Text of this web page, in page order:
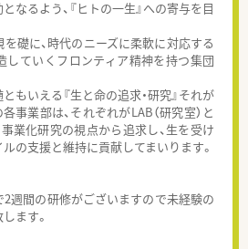
なるよう、『ヒトの一生』への寄与を目
礎に、時代のニーズに柔軟に対応する
していくフロンティア精神を持つ集団
もいえる『生と命の追求・研究』それが
事業部は、それぞれがLAB（研究室）と
業化研究の視点から追求し、生を受け
の支援と維持に貢献してまいります。
週間の研修がございますので未経験の
ます。